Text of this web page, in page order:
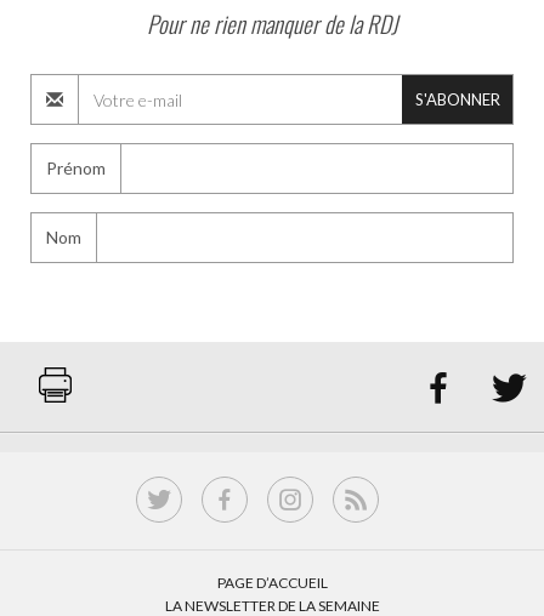
Pour ne rien manquer de la RDJ
S'ABONNER
Prénom
Nom
 
PAGE D’ACCUEIL
LA NEWSLETTER DE LA SEMAINE